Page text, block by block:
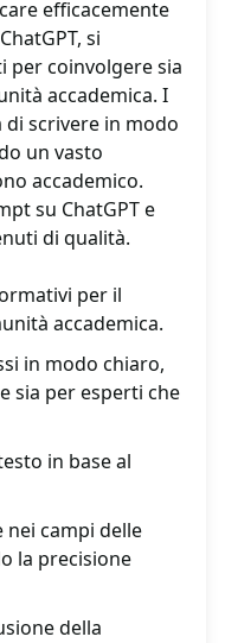
efficacemente
si
per coinvolgere sia
accademica. I
scrivere in modo
un vasto
accademico.
su ChatGPT e
di qualità.
per il
accademica.
in modo chiaro,
sia per esperti che
in base al
nei campi delle
la precisione
della